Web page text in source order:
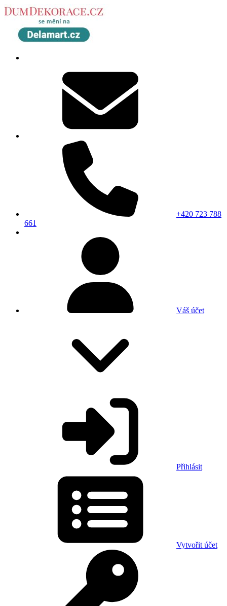
+420 723 788
661
Váš účet
Přihlásit
Vytvořit účet